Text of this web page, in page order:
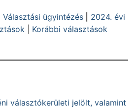
Választási ügyintézés
2024. évi
Korábbi választások
választókerületi jelölt, valamint